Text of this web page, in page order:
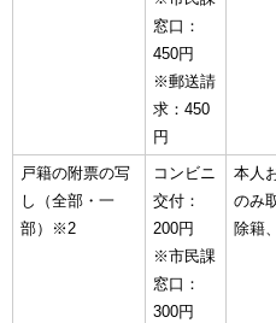
窓口：
450円
※郵送請
求：450
円
戸籍の附票の写
し（全部・一
部）※2
コンビニ
交付：
200円
※市民課
窓口：
300円
本人
のみ
除籍